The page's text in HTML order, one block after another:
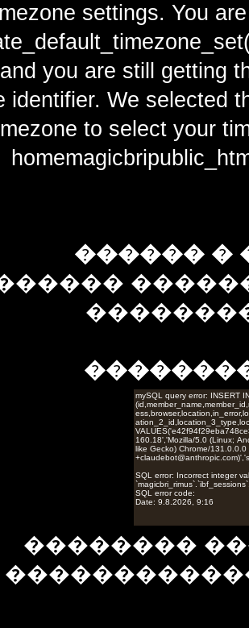
settings. You
you are still getting
identifier. We selected
to select
������ �
��������